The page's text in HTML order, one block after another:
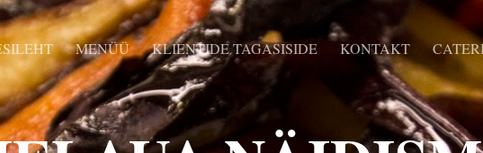
MENÜÜ KLIENTIDE TAGASISIDE KONTAKT